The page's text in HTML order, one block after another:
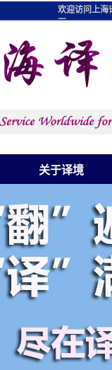
关于译境
欢迎访问上海
图